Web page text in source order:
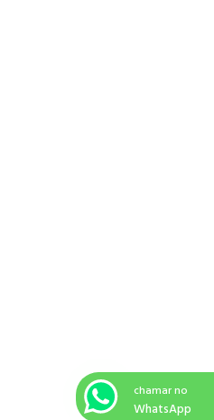
chamar no
WhatsApp